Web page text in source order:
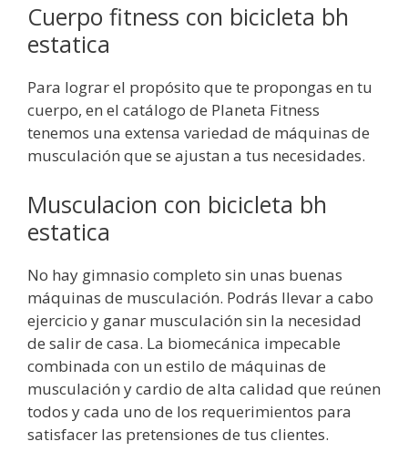
Cuerpo fitness con bicicleta bh
estatica
Para lograr el propósito que te propongas en tu
cuerpo, en el catálogo de Planeta Fitness
tenemos una extensa variedad de máquinas de
musculación que se ajustan a tus necesidades.
Musculacion con bicicleta bh
estatica
No hay gimnasio completo sin unas buenas
máquinas de musculación. Podrás llevar a cabo
ejercicio y ganar musculación sin la necesidad
de salir de casa. La biomecánica impecable
combinada con un estilo de máquinas de
musculación y cardio de alta calidad que reúnen
todos y cada uno de los requerimientos para
satisfacer las pretensiones de tus clientes.